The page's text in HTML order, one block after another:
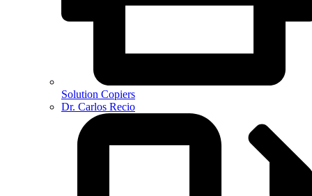
Solution Copiers
Dr. Carlos Recio